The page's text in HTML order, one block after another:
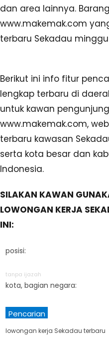
dan area lainnya.
www.makemak.com
terbaru Sekadau
Berikut ini info fitur
lengkap terbaru di
untuk kawan
www.makemak.com,
terbaru kawasan
serta kota besar dan
Indonesia.
SILAKAN KAWAN
LOWONGAN KERJA
INI:
posisi:
tanpa ijazah
kota, bagian negara:
Pencarian
lowongan kerja Sekadau terbaru